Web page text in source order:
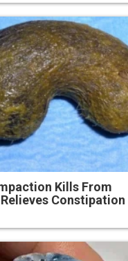
Kills From
Constipation